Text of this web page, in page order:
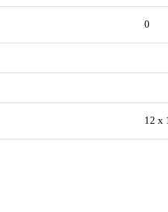
0
12 x